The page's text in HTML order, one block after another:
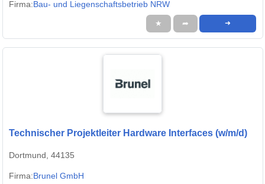
Firma:Bau- und Liegenschaftsbetrieb NRW
★ ➦ ➜
Technischer Projektleiter Hardware Interfaces (w/m/d)
Dortmund, 44135
Firma:Brunel GmbH